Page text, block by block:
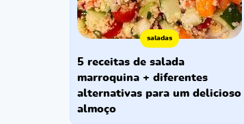
saladas
5 receitas de salada
marroquina + diferentes
alternativas para um delicioso
almoço